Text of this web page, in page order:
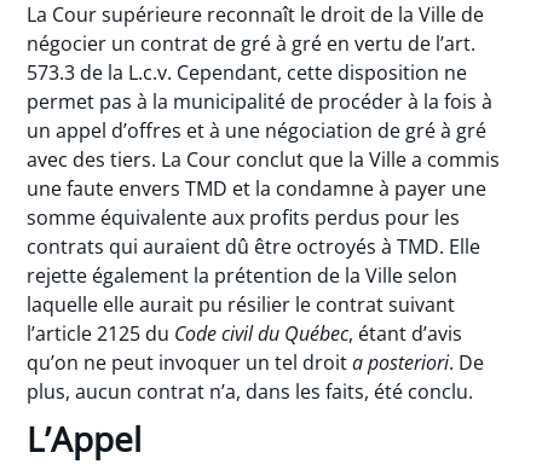
La Cour supérieure reconnaît le droit de la Ville de
négocier un contrat de gré à gré en vertu de l’art.
573.3 de la L.c.v. Cependant, cette disposition ne
permet pas à la municipalité de procéder à la fois à
un appel d’offres et à une négociation de gré à gré
avec des tiers. La Cour conclut que la Ville a commis
une faute envers TMD et la condamne à payer une
somme équivalente aux profits perdus pour les
contrats qui auraient dû être octroyés à TMD. Elle
rejette également la prétention de la Ville selon
laquelle elle aurait pu résilier le contrat suivant
l’article 2125 du Code civil du Québec, étant d’avis
qu’on ne peut invoquer un tel droita posteriori. De
plus, aucun contrat n’a, dans les faits, été conclu.
L’Appel